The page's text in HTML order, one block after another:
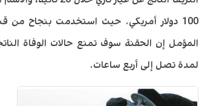
المؤمل إن الحقنة سوف تمنع حالات الوفاة
لمدة تصل إلى أربع ساعات.